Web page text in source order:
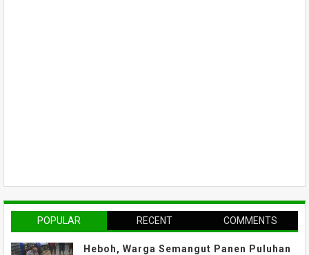
POPULAR RECENT COMMENTS
Heboh, Warga Semangut Panen Puluhan